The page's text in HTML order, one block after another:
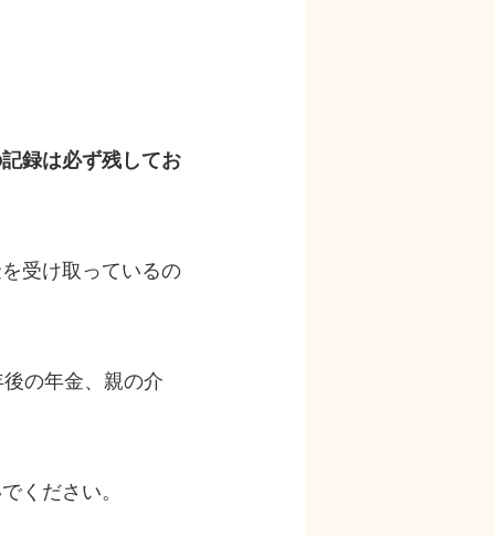
録は必ず残してお
受け取っているの
の年金、親の介
ください。